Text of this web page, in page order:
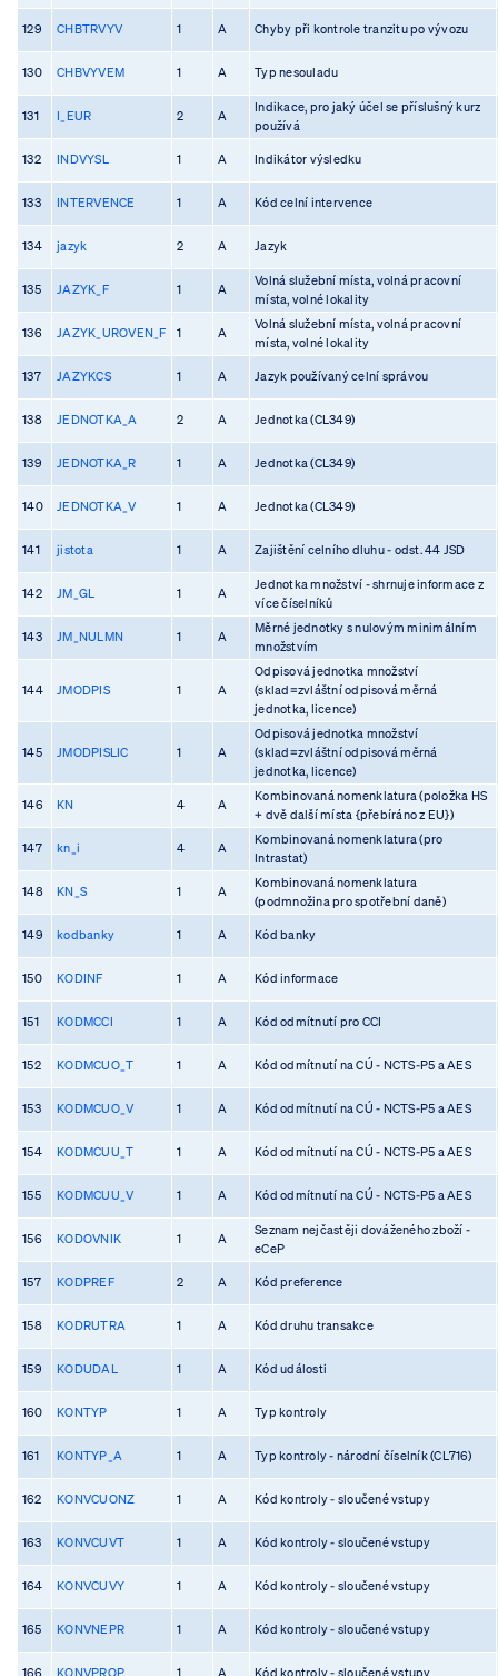
129 CHBTRVYV 1 A Chyby při kontrole tranzitu po vývozu
130 CHBVYVEM 1 A Typ nesouladu
131 I_EUR 2 A
Indikace, pro jaký účel se příslušný kurz
používá
132 INDVYSL 1 A Indikátor výsledku
133 INTERVENCE 1 A Kód celní intervence
134 jazyk 2 A Jazyk
135 JAZYK_F 1 A
Volná služební místa, volná pracovní
místa, volné lokality
136 JAZYK_UROVEN_F 1 A
Volná služební místa, volná pracovní
místa, volné lokality
137 JAZYKCS 1 A Jazyk používaný celní správou
138 JEDNOTKA_A 2 A Jednotka (CL349)
139 JEDNOTKA_R 1 A Jednotka (CL349)
140 JEDNOTKA_V 1 A Jednotka (CL349)
141 jistota 1 A Zajištění celního dluhu - odst. 44 JSD
142 JM_GL 1 A
Jednotka množství - shrnuje informace z
více číselníků
143 JM_NULMN 1 A
Měrné jednotky s nulovým minimálním
množstvím
144 JMODPIS 1 A
Odpisová jednotka množství
(sklad=zvláštní odpisová měrná
jednotka, licence)
145 JMODPISLIC 1 A
Odpisová jednotka množství
(sklad=zvláštní odpisová měrná
jednotka, licence)
146 KN 4 A
Kombinovaná nomenklatura (položka HS
+ dvě další místa {přebíráno z EU})
147 kn_i 4 A
Kombinovaná nomenklatura (pro
Intrastat)
148 KN_S 1 A
Kombinovaná nomenklatura
(podmnožina pro spotřební daně)
149 kodbanky 1 A Kód banky
150 KODINF 1 A Kód informace
151 KODMCCI 1 A Kód odmítnutí pro CCI
152 KODMCUO_T 1 A Kód odmítnutí na CÚ - NCTS-P5 a AES
153 KODMCUO_V 1 A Kód odmítnutí na CÚ - NCTS-P5 a AES
154 KODMCUU_T 1 A Kód odmítnutí na CÚ - NCTS-P5 a AES
155 KODMCUU_V 1 A Kód odmítnutí na CÚ - NCTS-P5 a AES
156 KODOVNIK 1 A
Seznam nejčastěji dováženého zboží -
eCeP
157 KODPREF 2 A Kód preference
158 KODRUTRA 1 A Kód druhu transakce
159 KODUDAL 1 A Kód události
160 KONTYP 1 A Typ kontroly
161 KONTYP_A 1 A Typ kontroly - národní číselník (CL716)
162 KONVCUONZ 1 A Kód kontroly - sloučené vstupy
163 KONVCUVT 1 A Kód kontroly - sloučené vstupy
164 KONVCUVY 1 A Kód kontroly - sloučené vstupy
165 KONVNEPR 1 A Kód kontroly - sloučené vstupy
166 KONVPROP 1 A Kód kontroly - sloučené vstupy